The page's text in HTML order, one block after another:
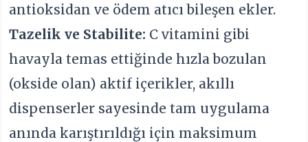
antioksidan ve ödem atıcı bileşen ekler.
Tazelik ve Stabilite: C vitamini gibi
havayla temas ettiğinde hızla bozulan
(okside olan) aktif içerikler, akıllı
dispenserler sayesinde tam uygulama
anında karıştırıldığı için maksimum